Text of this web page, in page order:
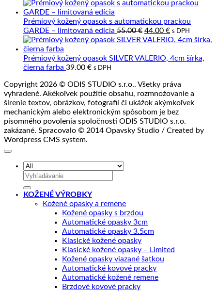
prírodná
a
jej
spracovanie
Prémiový kožený opasok s automatickou prackou
GARDE – limitovaná edícia 55.00€ Pôvodná
cena
55.00 €.
44.00 €Aktuálna
cena
44.00 €.
s DPH
Prémiový kožený opasok SILVER VALERIO, 4cm šírka,
čierna farba 39.00 € s DPH
Copyright 2026 © ODIS STUDIO s.r.o.. Všetky práva
vyhradené. Akékoľvek použitie obsahu, rozmnožovanie a
šírenie textov, obrázkov, fotografií či ukážok akýmkoľvek
mechanickým alebo elektronickým spôsobom je bez
písomného povolenia spoločnosti ODIS STUDIO s.r.o.
zakázané. Spracovalo © 2014 Opavsky Studio / Created by
Wordpress CMS system.
Hľadať:
KOŽENÉ VÝROBKY
Kožené opasky a remene
Kožené opasky s brzdou
Automatické opasky 3cm
Automatické opasky 3.5cm
Klasické kožené opasky
Klasické kožené opasky – Limited
Kožené opasky viazané šatkou
Automatické kovové pracky
Automatické kožené remene
Brzdové kovové pracky